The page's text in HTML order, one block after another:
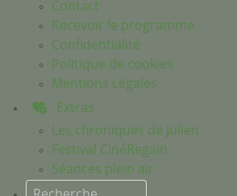
Contact
Recevoir le programme
Confidentialité
Politique de cookies
Mentions Légales
Extras
Les chroniques de Julien
Festival CinéRegain
Séances plein air
Rechercher